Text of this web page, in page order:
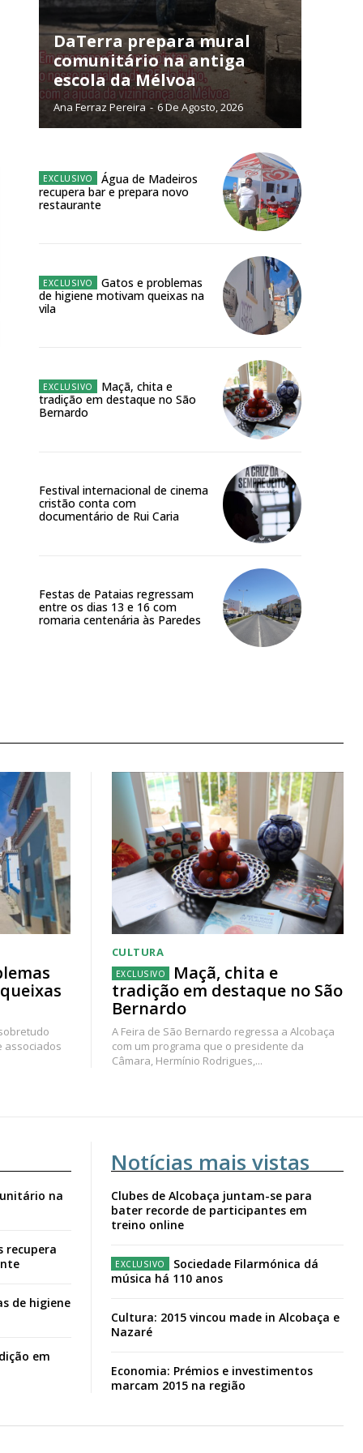
ANUAL
Exclusivos para
DaTerra prepara mural
comunitário na antiga
escola da Mélvoa
Ana Ferraz Pereira - 6 De Agosto, 2026
Água de Madeiros
recupera bar e prepara novo
restaurante
Gatos e problemas
de higiene motivam queixas na
vila
Maçã, chita e
tradição em destaque no São
Bernardo
Festival internacional de cinema
cristão conta com
documentário de Rui Caria
Festas de Pataias regressam
entre os dias 13 e 16 com
romaria centenária às Paredes
associados
CULTURA
Maçã, chita e
tradição em destaque no São
Bernardo
A Feira de São Bernardo regressa a Alcobaça
com um programa que o presidente da
Câmara, Hermínio Rodrigues,...
na
recupera
de higiene
em
Notícias mais vistas
Clubes de Alcobaça juntam-se para
bater recorde de participantes em
treino online
Sociedade Filarmónica dá
música há 110 anos
Cultura: 2015 vincou made in Alcobaça e
Nazaré
Economia: Prémios e investimentos
marcam 2015 na região